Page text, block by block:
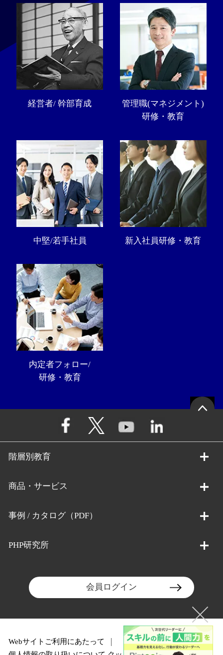
経営者/ 幹部育成
管理職(マネジメント)
研修・教育
中堅/若手社員 新入社員研修・教育
内定者フォロー/
研修・教育
階層別教育
商品・サービス
事例 / カタログ（PDF）
PHP研究所
会員ログイン
Webサイトご利用にあたって